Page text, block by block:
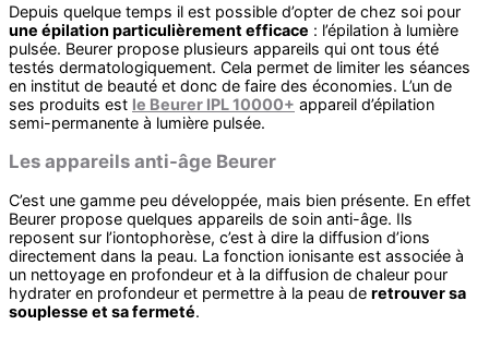
Depuis quelque temps il est possible d’opter de chez soi pour
une épilation particulièrement efficace : l’épilation à lumière
pulsée. Beurer propose plusieurs appareils qui ont tous été
testés dermatologiquement. Cela permet de limiter les séances
en institut de beauté et donc de faire des économies. L’un de
ses produits est le Beurer IPL 10000+ appareil d’épilation
semi-permanente à lumière pulsée.
Les appareils anti-âge Beurer
C’est une gamme peu développée, mais bien présente. En effet
Beurer propose quelques appareils de soin anti-âge. Ils
reposent sur l’iontophorèse, c’est à dire la diffusion d’ions
directement dans la peau. La fonction ionisante est associée à
un nettoyage en profondeur et à la diffusion de chaleur pour
hydrater en profondeur et permettre à la peau de retrouver sa
souplesse et sa fermeté.